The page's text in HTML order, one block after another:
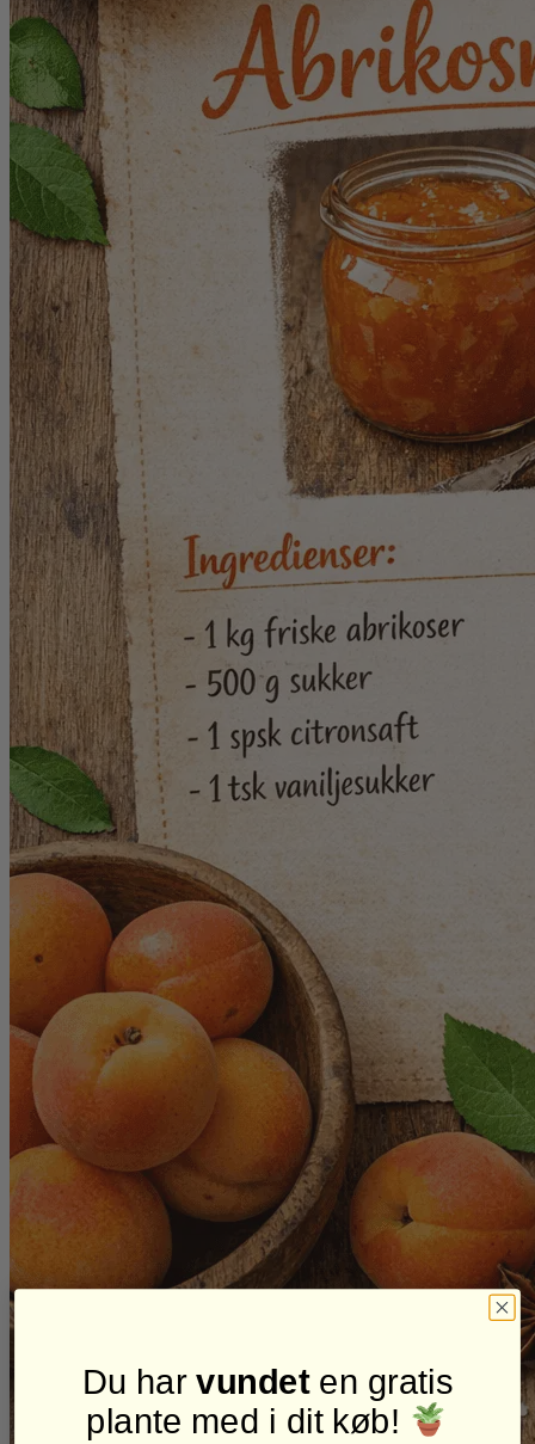
Du harvundeten gratis
plante med i dit køb!